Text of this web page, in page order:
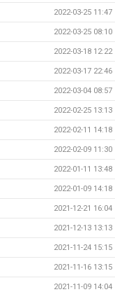
2022-03-25 11:47
2022-03-25 08:10
2022-03-18 12:22
2022-03-17 22:46
2022-03-04 08:57
2022-02-25 13:13
2022-02-11 14:18
2022-02-09 11:30
2022-01-11 13:48
2022-01-09 14:18
2021-12-21 16:04
2021-12-13 13:13
2021-11-24 15:15
2021-11-16 13:15
2021-11-09 14:04